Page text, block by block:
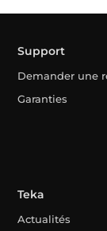
Support
Demander une
Garanties
Teka
Actualités